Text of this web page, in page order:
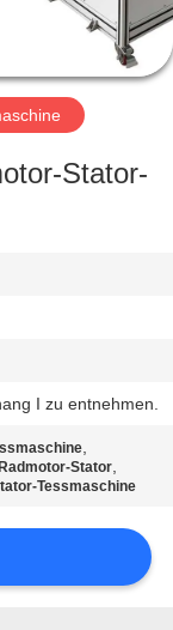
Stator-
I zu entnehmen.
,
Stator,
Tessmaschine